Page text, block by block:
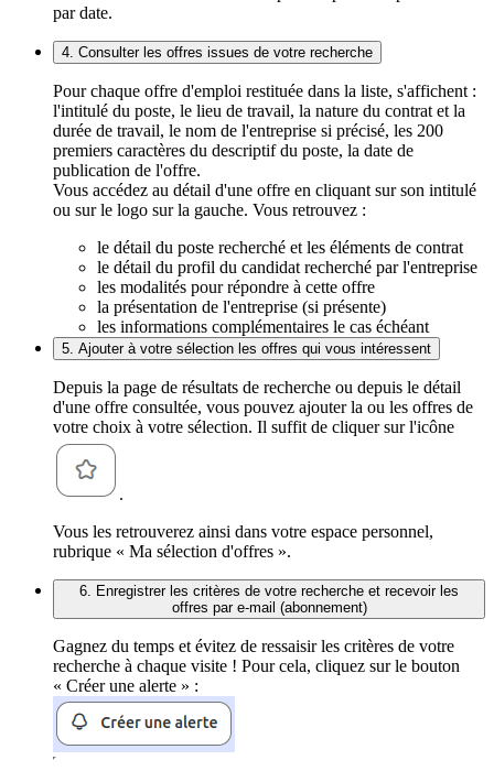
par date.
4. Consulter les offres issues de votre recherche
Pour chaque offre d'emploi restituée dans la liste, s'affichent :
l'intitulé du poste, le lieu de travail, la nature du contrat et la
durée de travail, le nom de l'entreprise si précisé, les 200
premiers caractères du descriptif du poste, la date de
publication de l'offre.
Vous accédez au détail d'une offre en cliquant sur son intitulé
ou sur le logo sur la gauche. Vous retrouvez :
le détail du poste recherché et les éléments de contrat
le détail du profil du candidat recherché par l'entreprise
les modalités pour répondre à cette offre
la présentation de l'entreprise (si présente)
les informations complémentaires le cas échéant
5. Ajouter à votre sélection les offres qui vous intéressent
Depuis la page de résultats de recherche ou depuis le détail
d'une offre consultée, vous pouvez ajouter la ou les offres de
votre choix à votre sélection. Il suffit de cliquer sur l'icône
.
Vous les retrouverez ainsi dans votre espace personnel,
rubrique « Ma sélection d'offres ».
6. Enregistrer les critères de votre recherche et recevoir les
offres par e-mail (abonnement)
Gagnez du temps et évitez de ressaisir les critères de votre
recherche à chaque visite ! Pour cela, cliquez sur le bouton
« Créer une alerte » :